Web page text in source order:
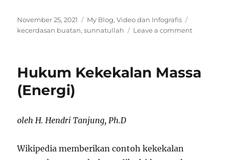
Posted
on
November 25, 2021 Categories
My Blog,Video dan Infografis
kecerdasan buatan,sunnatullah Leave a commenton
Hukum Kekekalan Massa
(Energi)
oleh H. Hendri Tanjung, Ph.D
Wikipedia memberikan contoh kekekalan